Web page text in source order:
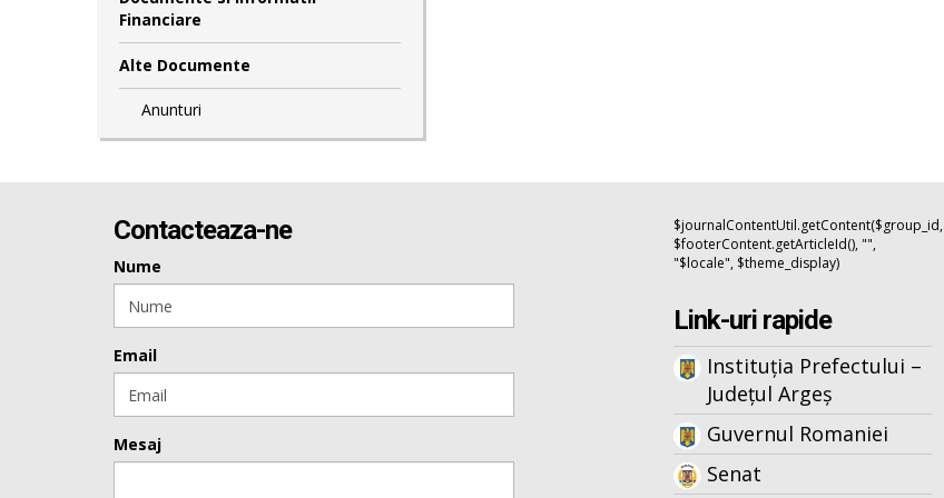
Financiare
Alte Documente
Anunturi
Contacteaza-ne
Nume
Email
Mesaj
$journalContentUtil.getContent($group_id,
$footerContent.getArticleId(), "",
"$locale", $theme_display)
Link-uri rapide
Instituția Prefectului –
Județul Argeș
Guvernul Romaniei
Senat